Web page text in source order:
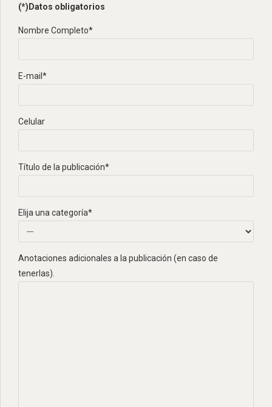
(*)Datos obligatorios
Nombre Completo*
E-mail*
Celular
Título de la publicación*
Elija una categoría*
Anotaciones adicionales a la publicación (en caso de
tenerlas).